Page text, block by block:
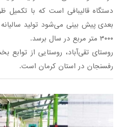
دستگاه قالیبافی است که با تکمیل
بعدی پیش بینی می‌شود تولید
۳۰۰۰ متر مربع در سال برسد.
روستای تقی‌آباد، روستایی از
رفسنجان در استان کرمان است.